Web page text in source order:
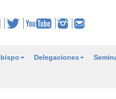
Delegaciones